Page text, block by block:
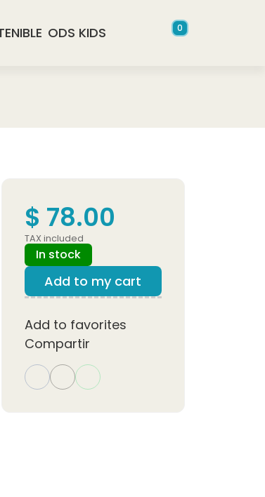
ODS KIDS 0
$ 78.00
TAX included
In stock
Add to my cart
Add to favorites
Compartir